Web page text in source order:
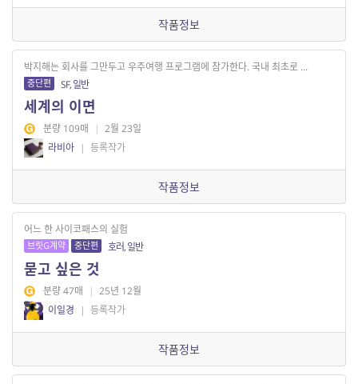
작품정보
박지해는 회사를 그만두고 우주여행 프로그램에 참가한다. 국내 최초로 ...
중단편 SF, 일반
세계의 이면
분량 109매 | 2월 23일
라비아 | 등록작가
작품정보
어느 한 사이코패스의 실험
브릿G계약 중단편 호러, 일반
묻고 싶은 것
분량 47매 | 25년 12월
이일경
| 등록작가
작품정보